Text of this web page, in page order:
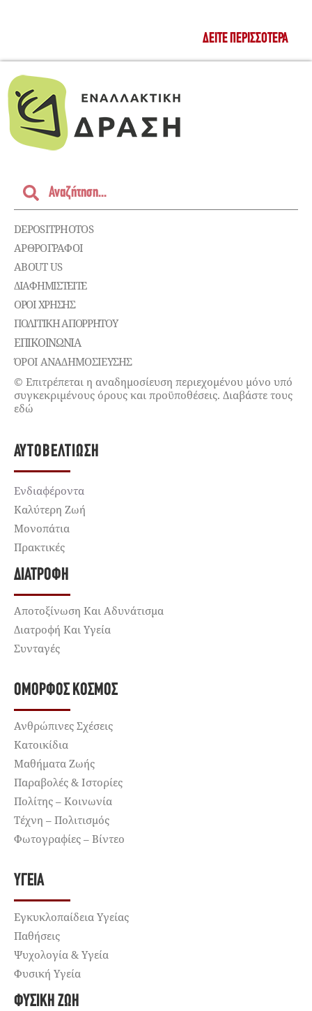
ΔΕΊΤΕ ΠΕΡΙΣΣΌΤΕΡΑ
DEPOSITPHOTOS
ΑΡΘΡΟΓΡΑΦΟΙ
ABOUT US
ΔΙΑΦΗΜΙΣΤΕΊΤΕ
ΌΡΟΙ ΧΡΉΣΗΣ
ΠΟΛΙΤΙΚΉ ΑΠΟΡΡΉΤΟΥ
ΕΠΙΚΟΙΝΩΝΊΑ
ΌΡΟΙ ΑΝΑΔΗΜΟΣΙΕΥΣΗΣ
© Επιτρέπεται η αναδημοσίευση περιεχομένου μόνο υπό
συγκεκριμένους όρους και προϋποθέσεις. Διαβάστε τους
εδώ
ΑΥΤΟΒΕΛΤΊΩΣΗ
Ενδιαφέροντα
Καλύτερη Ζωή
Μονοπάτια
Πρακτικές
ΔΙΑΤΡΟΦΉ
Αποτοξίνωση Και Αδυνάτισμα
Διατροφή Και Υγεία
Συνταγές
ΌΜΟΡΦΟΣ ΚΌΣΜΟΣ
Ανθρώπινες Σχέσεις
Κατοικίδια
Μαθήματα Ζωής
Παραβολές & Ιστορίες
Πολίτης – Κοινωνία
Τέχνη – Πολιτισμός
Φωτογραφίες – Βίντεο
ΥΓΕΊΑ
Εγκυκλοπαίδεια Υγείας
Παθήσεις
Ψυχολογία & Υγεία
Φυσική Υγεία
ΦΥΣΙΚΉ ΖΩΉ